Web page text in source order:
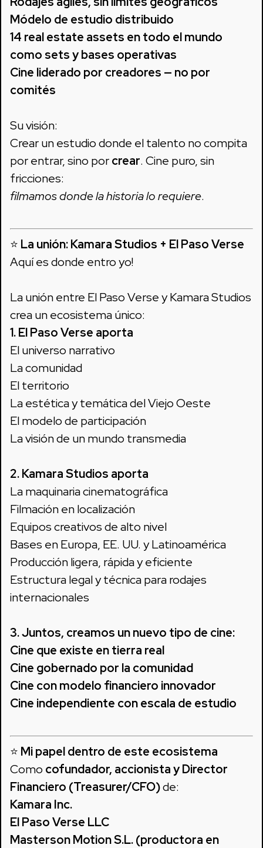
Módelo de estudio distribuido
14 real estate assets en todo el mundo
como sets y bases operativas
Cine liderado por creadores — no por
comités
Su visión:
Crear un estudio donde el talento no compita
por entrar, sino porcrear. Cine puro, sin
fricciones:
filmamos donde la historia lo requiere.
⭐ La unión: Kamara Studios + El Paso Verse
Aquí es donde entro yo!
La unión entre El Paso Verse y Kamara Studios
crea un ecosistema único:
1. El Paso Verse aporta
El universo narrativo
La comunidad
El territorio
La estética y temática del Viejo Oeste
El modelo de participación
La visión de un mundo transmedia
2. Kamara Studios aporta
La maquinaria cinematográfica
Filmación en localización
Equipos creativos de alto nivel
Bases en Europa, EE. UU. y Latinoamérica
Producción ligera, rápida y eficiente
Estructura legal y técnica para rodajes
internacionales
3. Juntos, creamos un nuevo tipo de cine:
Cine que existe en tierra real
Cine gobernado por la comunidad
Cine con modelo financiero innovador
Cine independiente con escala de estudio
⭐ Mi papel dentro de este ecosistema
Como cofundador, accionista y Director
Financiero (Treasurer/CFO)de:
Kamara Inc.
El Paso Verse LLC
Masterson Motion S.L. (productora en